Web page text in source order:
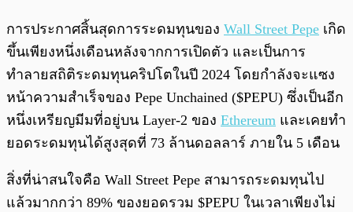
การประกาศสิ้นสุดการระดมทุนของ Wall Street Pepe เกิด
ขึ้นเพียงหนึ่งเดือนหลังจากการเปิดตัว และเป็นการ
ทำลายสถิติระดมทุนคริปโตในปี 2024 โดยกำลังจะแซง
หน้าความสำเร็จของ Pepe Unchained ($PEPU) ซึ่งเป็นอีก
หนึ่งเหรียญมีมที่อยู่บน Layer-2 ของ Ethereum และเคยทำ
ยอดระดมทุนได้สูงสุดที่ 73 ล้านดอลลาร์ ภายใน 5 เดือน
สิ่งที่น่าสนใจคือ Wall Street Pepe สามารถระดมทุนไป
แล้วมากกว่า 89% ของยอดรวม $PEPU ในเวลาเพียงไม่